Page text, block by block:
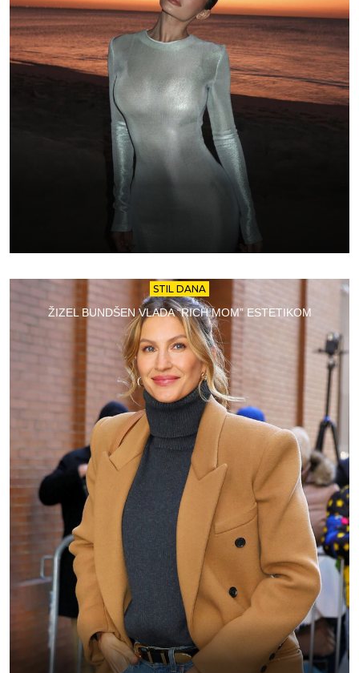
STIL DANA
ŽIZEL BUNDŠEN VLADA “RICH MOM” ESTETIKOM